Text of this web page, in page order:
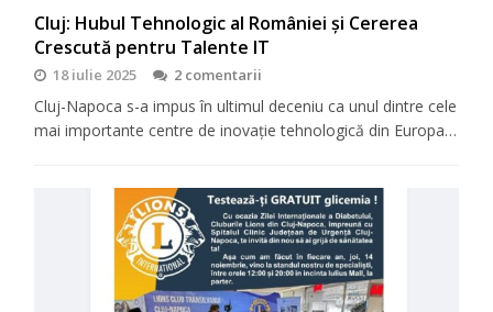
Cluj: Hubul Tehnologic al României și Cererea
Crescută pentru Talente IT
18 iulie 2025 2 comentarii
Cluj-Napoca s-a impus în ultimul deceniu ca unul dintre cele
mai importante centre de inovație tehnologică din Europa…